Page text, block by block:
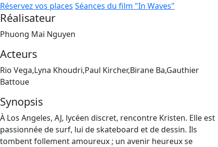
Réservez vos places Séances du film "In Waves"
Réalisateur
Phuong Mai Nguyen
Acteurs
Rio Vega,Lyna Khoudri,Paul Kircher,Birane Ba,Gauthier
Battoue
Synopsis
À Los Angeles, AJ, lycéen discret, rencontre Kristen. Elle est
passionnée de surf, lui de skateboard et de dessin. Ils
tombent follement amoureux ; un avenir heureux se